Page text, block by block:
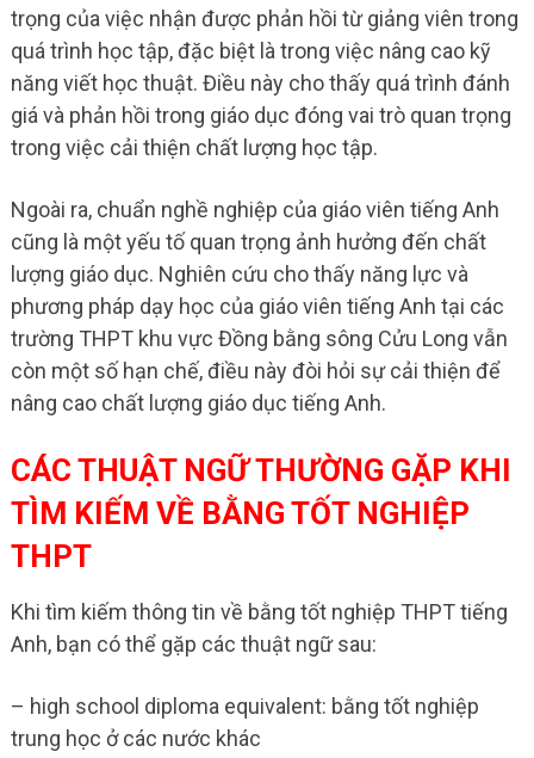
trọng của việc nhận được phản hồi từ giảng viên trong
quá trình học tập, đặc biệt là trong việc nâng cao kỹ
năng viết học thuật. Điều này cho thấy quá trình đánh
giá và phản hồi trong giáo dục đóng vai trò quan trọng
trong việc cải thiện chất lượng học tập.
Ngoài ra, chuẩn nghề nghiệp của giáo viên tiếng Anh
cũng là một yếu tố quan trọng ảnh hưởng đến chất
lượng giáo dục. Nghiên cứu cho thấy năng lực và
phương pháp dạy học của giáo viên tiếng Anh tại các
trường THPT khu vực Đồng bằng sông Cửu Long vẫn
còn một số hạn chế, điều này đòi hỏi sự cải thiện để
nâng cao chất lượng giáo dục tiếng Anh.
CÁC THUẬT NGỮ THƯỜNG GẶP KHI
TÌM KIẾM VỀ BẰNG TỐT NGHIỆP
THPT
Khi tìm kiếm thông tin về bằng tốt nghiệp THPT tiếng
Anh, bạn có thể gặp các thuật ngữ sau:
– high school diploma equivalent: bằng tốt nghiệp
trung học ở các nước khác